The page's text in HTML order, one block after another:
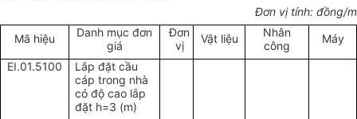
Đơn vị tính: đồng/m
Mã hiệu
Danh mục đơn
giá
Đơn
vị
Vật liệu
Nhân
công
Máy
EI.01.5100
Lắp đặt cầu
cáp trong nhà
có độ cao lắp
đặt h=3 (m)